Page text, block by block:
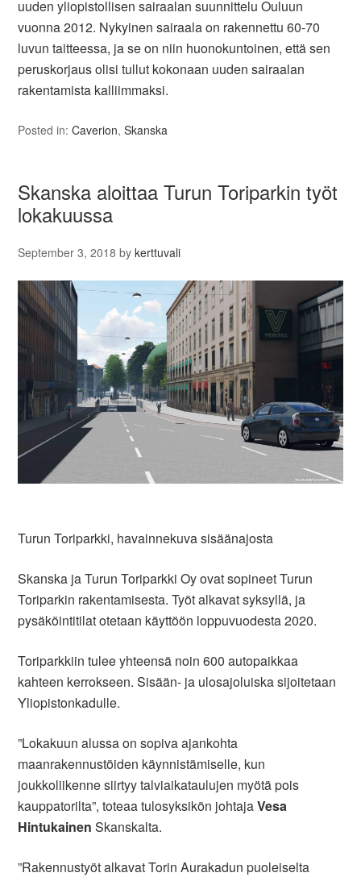
uuden yliopistollisen sairaalan suunnittelu Ouluun
vuonna 2012. Nykyinen sairaala on rakennettu 60-70
luvun taitteessa, ja se on niin huonokuntoinen, että sen
peruskorjaus olisi tullut kokonaan uuden sairaalan
rakentamista kalliimmaksi.
Posted in:Caverion,Skanska
Skanska aloittaa Turun Toriparkin työt
lokakuussa
September 3, 2018 bykerttuvali
Turun Toriparkki, havainnekuva sisäänajosta
Skanska ja Turun Toriparkki Oy ovat sopineet Turun
Toriparkin rakentamisesta. Työt alkavat syksyllä, ja
pysäköintitilat otetaan käyttöön loppuvuodesta 2020.
Toriparkkiin tulee yhteensä noin 600 autopaikkaa
kahteen kerrokseen. Sisään- ja ulosajoluiska sijoitetaan
Yliopistonkadulle.
”Lokakuun alussa on sopiva ajankohta
maanrakennustöiden käynnistämiselle, kun
joukkoliikenne siirtyy talviaikataulujen myötä pois
kauppatorilta”, toteaa tulosyksikön johtajaVesa
Hintukainen Skanskalta.
”Rakennustyöt alkavat Torin Aurakadun puoleiselta